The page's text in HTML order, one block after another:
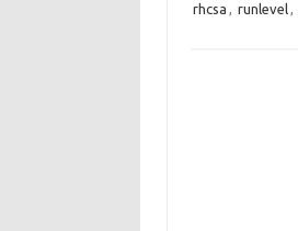
rhcsa , runlevel,